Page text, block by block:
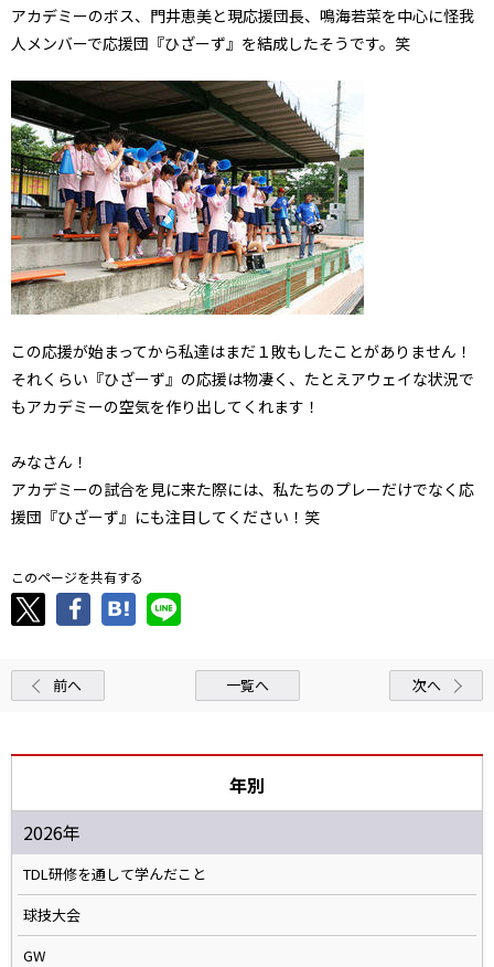
アカデミーのボス、門井恵美と現応援団長、鳴海若菜を中心に怪我
人メンバーで応援団『ひざーず』を結成したそうです。笑
この応援が始まってから私達はまだ１敗もしたことがありません！
それくらい『ひざーず』の応援は物凄く、たとえアウェイな状況で
もアカデミーの空気を作り出してくれます！
みなさん！
アカデミーの試合を見に来た際には、私たちのプレーだけでなく応
援団『ひざーず』にも注目してください！笑
このページを共有する
前へ 一覧へ 次へ
年別
2026年
TDL研修を通して学んだこと
球技大会
GW